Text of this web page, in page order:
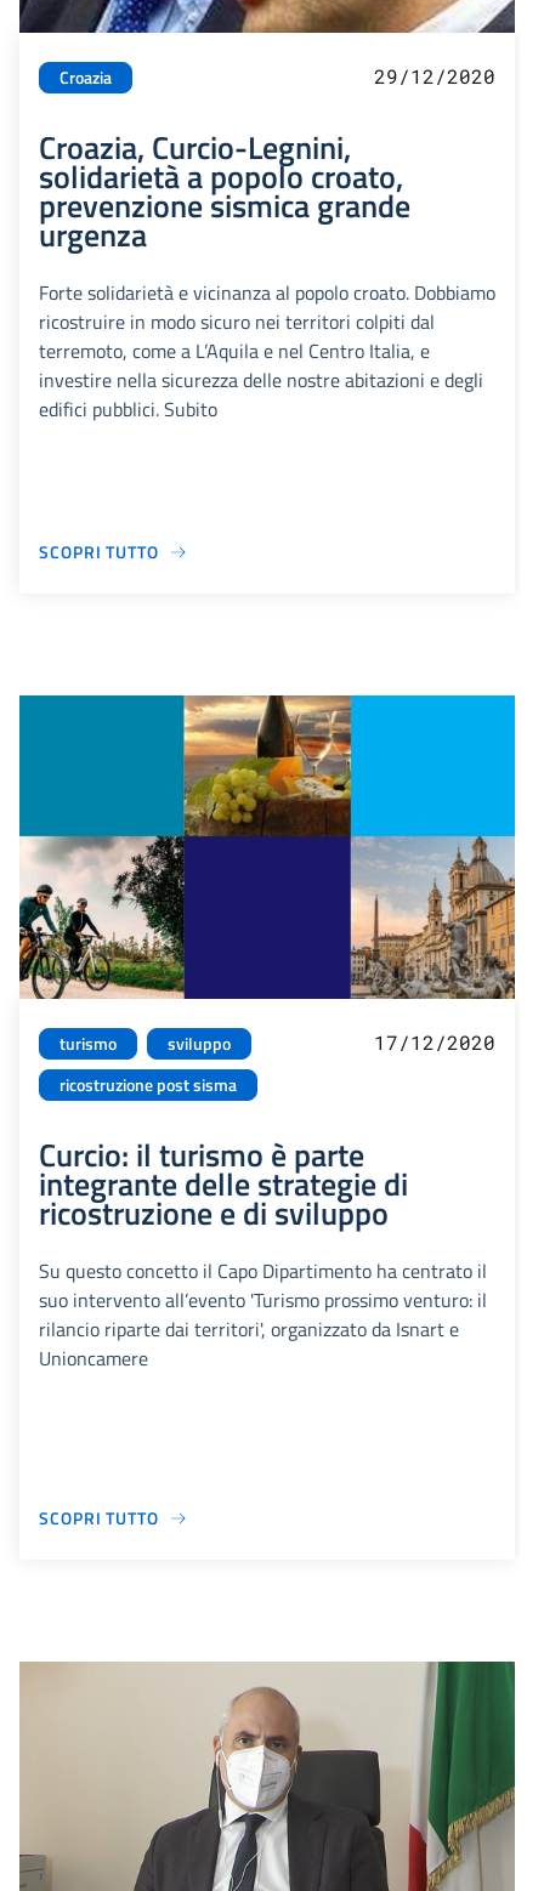
Croazia 29/12/2020
Croazia, Curcio-Legnini,
solidarietà a popolo croato,
prevenzione sismica grande
urgenza
Forte solidarietà e vicinanza al popolo croato. Dobbiamo
ricostruire in modo sicuro nei territori colpiti dal
terremoto, come a L’Aquila e nel Centro Italia, e
investire nella sicurezza delle nostre abitazioni e degli
edifici pubblici. Subito
SCOPRI TUTTO
turismo
sviluppo
ricostruzione post sisma
17/12/2020
Curcio: il turismo è parte
integrante delle strategie di
ricostruzione e di sviluppo
Su questo concetto il Capo Dipartimento ha centrato il
suo intervento all’evento 'Turismo prossimo venturo: il
rilancio riparte dai territori', organizzato da Isnart e
Unioncamere
SCOPRI TUTTO